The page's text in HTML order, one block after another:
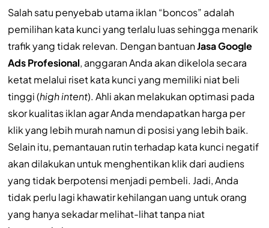
Salah satu penyebab utama iklan “boncos” adalah
pemilihan kata kunci yang terlalu luas sehingga menarik
trafik yang tidak relevan. Dengan bantuanJasa Google
Ads Profesional, anggaran Anda akan dikelola secara
ketat melalui riset kata kunci yang memiliki niat beli
tinggi (high intent). Ahli akan melakukan optimasi pada
skor kualitas iklan agar Anda mendapatkan harga per
klik yang lebih murah namun di posisi yang lebih baik.
Selain itu, pemantauan rutin terhadap kata kunci negatif
akan dilakukan untuk menghentikan klik dari audiens
yang tidak berpotensi menjadi pembeli. Jadi, Anda
tidak perlu lagi khawatir kehilangan uang untuk orang
yang hanya sekadar melihat-lihat tanpa niat